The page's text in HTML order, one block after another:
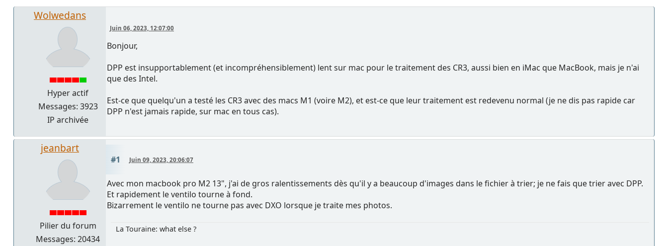
Wolwedans
Hyper actif
Messages: 3923
IP archivée
Juin 06, 2023, 12:07:00
Bonjour,
DPP est insupportablement (et incompréhensiblement) lent sur mac pour le traitement des CR3, aussi bien en iMac que MacBook, mais je n'ai
que des Intel.
Est-ce que quelqu'un a testé les CR3 avec des macs M1 (voire M2), et est-ce que leur traitement est redevenu normal (je ne dis pas rapide car
DPP n'est jamais rapide, sur mac en tous cas).
jeanbart
Pilier du forum
Messages: 20434
#1 Juin 09, 2023, 20:06:07
Avec mon macbook pro M2 13", j'ai de gros ralentissements dès qu'il y a beaucoup d'images dans le fichier à trier; je ne fais que trier avec DPP.
Et rapidement le ventilo tourne à fond.
Bizarrement le ventilo ne tourne pas avec DXO lorsque je traite mes photos.
La Touraine: what else ?